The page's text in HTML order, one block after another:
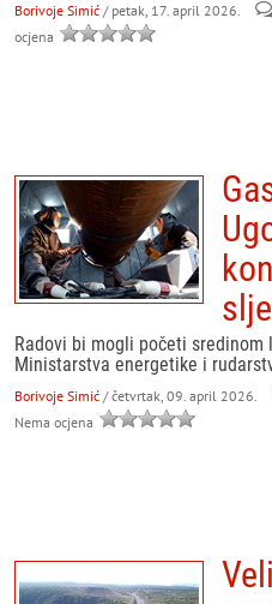
Borivoje Simić / petak, 17. april 2026.
ocjena
Radovi bi mogli početi
Ministarstva energetike i
Borivoje Simić / četvrtak, 09. april 2026.
Nema ocjena